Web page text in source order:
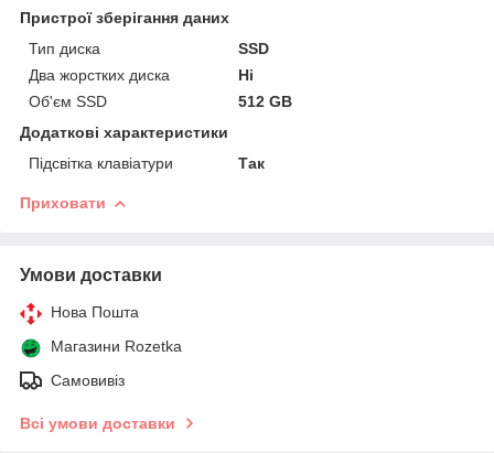
Пристрої зберігання даних
Тип диска
SSD
Два жорстких диска
Ні
Об'єм SSD
512 GB
Додаткові характеристики
Підсвітка клавіатури
Так
Приховати
Умови доставки
Нова Пошта
Магазини Rozetka
Самовивіз
Всі умови доставки